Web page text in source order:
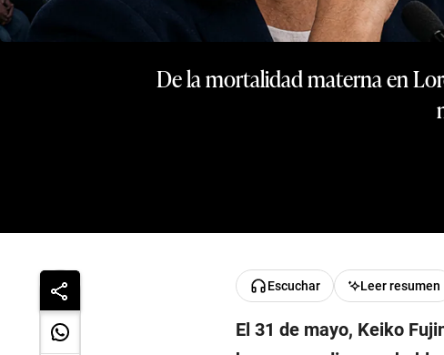
De la mortalidad materna en
Escuchar Leer resumen
El 31 de mayo, Keiko